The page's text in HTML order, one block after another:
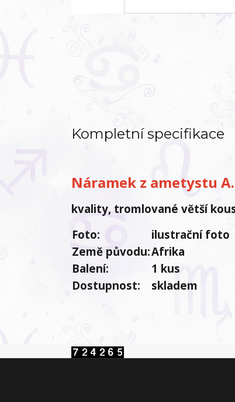
Kompletní specifikace
Náramek z ametystu A.
kvality, tromlované větší
Foto:
ilustrační foto
Země původu:Afrika
Balení:
1 kus
Dostupnost:
skladem